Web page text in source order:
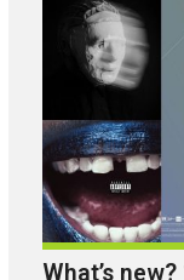
What’s